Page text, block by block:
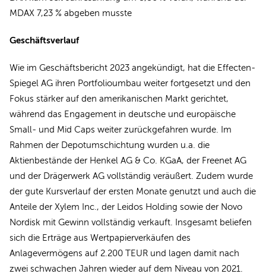
MDAX 7,23 % abgeben musste
Geschäftsverlauf
Wie im Geschäftsbericht 2023 angekündigt, hat die Effecten-
Spiegel AG ihren Portfolioumbau weiter fortgesetzt und den
Fokus stärker auf den amerikanischen Markt gerichtet,
während das Engagement in deutsche und europäische
Small- und Mid Caps weiter zurückgefahren wurde. Im
Rahmen der Depotumschichtung wurden u.a. die
Aktienbestände der Henkel AG & Co. KGaA, der Freenet AG
und der Drägerwerk AG vollständig veräußert. Zudem wurde
der gute Kursverlauf der ersten Monate genutzt und auch die
Anteile der Xylem Inc., der Leidos Holding sowie der Novo
Nordisk mit Gewinn vollständig verkauft. Insgesamt beliefen
sich die Erträge aus Wertpapierverkäufen des
Anlagevermögens auf 2.200 TEUR und lagen damit nach
zwei schwachen Jahren wieder auf dem Niveau von 2021.